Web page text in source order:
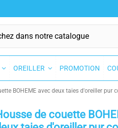
OREILLER PROMOTION
BOHEME avec deux taies d'oreiller
de couette